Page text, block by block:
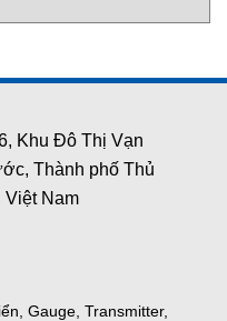
Khu Đô Thị Vạn
Thành phố Thủ
Việt Nam
Gauge, Transmitter,